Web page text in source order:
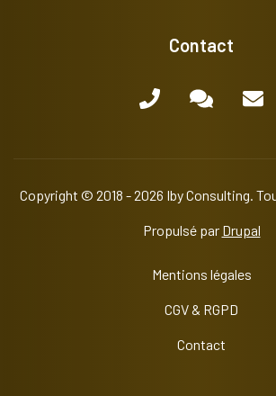
Contact
Copyright © 2018 - 2026 Iby Consulting.
Propulsé par Drupal
Mentions légales
CGV & RGPD
Contact